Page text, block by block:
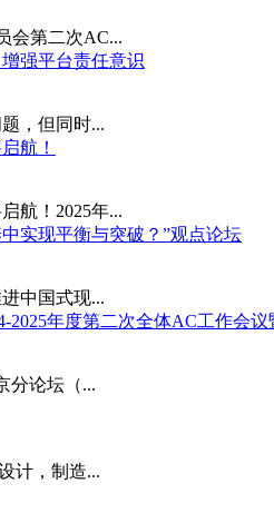
会第二次AC...
强平台责任意识
，但同时...
航！
航！2025年...
实现平衡与突破？”观点论坛
中国式现...
年度第二次全体AC工作会议
分论坛（...
计，制造...